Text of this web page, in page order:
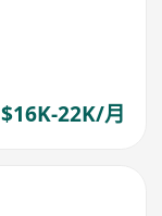
$16K-22K/月